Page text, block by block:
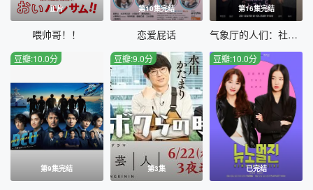
正片
喂帅哥！！
第10集完结
恋爱屁话
第16集完结
气象厅的人们：社内恋爱残酷史篇
第9集完结
豆瓣:10.0分
第3集
豆瓣:9.0分
已完结
豆瓣:10.0分